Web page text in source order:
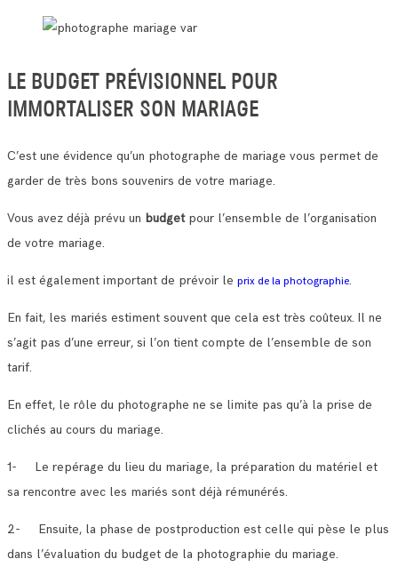
LE BUDGET PRÉVISIONNEL POUR
IMMORTALISER SON MARIAGE
C’est une évidence qu’un photographe de mariage vous permet de
garder de très bons souvenirs de votre mariage.
Vous avez déjà prévu un budget pour l’ensemble de l’organisation
de votre mariage.
il est également important de prévoir le prix de la photographie.
En fait, les mariés estiment souvent que cela est très coûteux. Il ne
s’agit pas d’une erreur, si l’on tient compte de l’ensemble de son
tarif.
En effet, le rôle du photographe ne se limite pas qu’à la prise de
clichés au cours du mariage.
1- Le repérage du lieu du mariage, la préparation du matériel et
sa rencontre avec les mariés sont déjà rémunérés.
2- Ensuite, la phase de postproduction est celle qui pèse le plus
dans l’évaluation du budget de la photographie du mariage.